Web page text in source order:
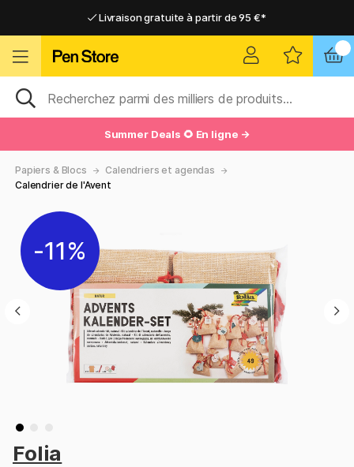
Livraison gratuite à partir de 95 €*
Livraison domicile ou point relais
Livraison gratuite à partir de 95 €*
Livraison domicile ou point relais
Summer Deals 🌻 En ligne →
Papiers & Blocs
Calendriers et agendas
Calendrier de l'Avent
11%
Folia